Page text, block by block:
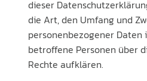
dieser
die Art, den Umfang und
personenbezogener Daten
betroffene Personen über
Rechte aufklären.